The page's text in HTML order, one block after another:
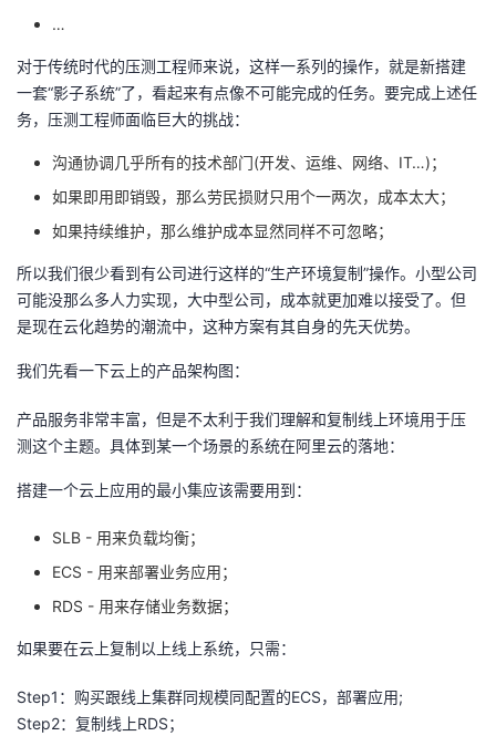
…
对于传统时代的压测工程师来说，这样一系列的操作，就是新搭建
一套“影子系统”了，看起来有点像不可能完成的任务。要完成上述任
务，压测工程师面临巨大的挑战：
沟通协调几乎所有的技术部门(开发、运维、网络、IT…)；
如果即用即销毁，那么劳民损财只用个一两次，成本太大；
如果持续维护，那么维护成本显然同样不可忽略；
所以我们很少看到有公司进行这样的“生产环境复制”操作。小型公司
可能没那么多人力实现，大中型公司，成本就更加难以接受了。但
是现在云化趋势的潮流中，这种方案有其自身的先天优势。
我们先看一下云上的产品架构图：
产品服务非常丰富，但是不太利于我们理解和复制线上环境用于压
测这个主题。具体到某一个场景的系统在阿里云的落地：
搭建一个云上应用的最小集应该需要用到：
SLB - 用来负载均衡；
ECS - 用来部署业务应用；
RDS - 用来存储业务数据；
如果要在云上复制以上线上系统，只需：
Step1：购买跟线上集群同规模同配置的ECS，部署应用;
Step2：复制线上RDS；